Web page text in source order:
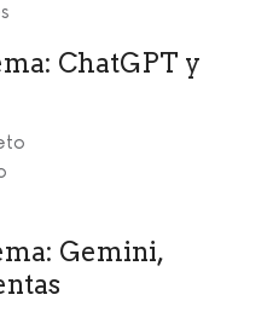
ChatGPT y
Gemini,